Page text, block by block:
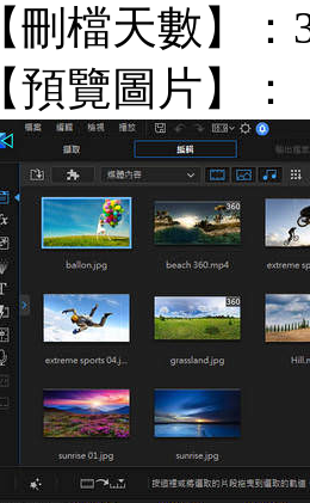
【刪檔天數】
【預覽圖片】：